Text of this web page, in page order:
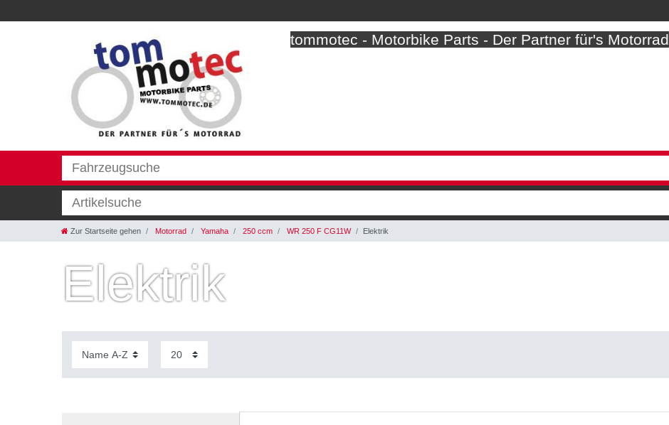
tommotec - Motorbike Parts - Der Partner für's Motorrad
Zur Startseite gehen Motorrad Yamaha 250 ccm WR 250 F CG11W Elektrik
Elektrik